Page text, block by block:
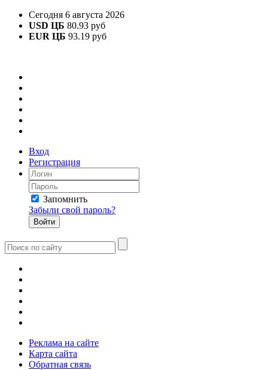
Сегодня 6 августа 2026
USD ЦБ 80.93 руб
EUR ЦБ 93.19 руб
Вход
Регистрация
Запомнить
Забыли свой пароль?
Реклама на сайте
Карта сайта
Обратная связь